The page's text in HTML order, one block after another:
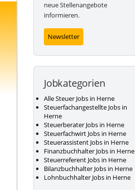
neue Stellenangebote
informieren.
Newsletter
Jobkategorien
Alle Steuer Jobs in Herne
Steuerfachangestellte Jobs in
Herne
Steuerberater Jobs in Herne
Steuerfachwirt Jobs in Herne
Steuerassistent Jobs in Herne
Finanzbuchhalter Jobs in Herne
Steuerreferent Jobs in Herne
Bilanzbuchhalter Jobs in Herne
Lohnbuchhalter Jobs in Herne